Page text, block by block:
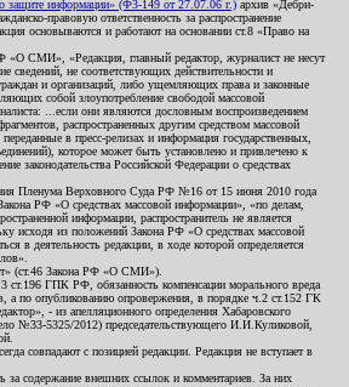
защите информации» (ФЗ-149 от 27.07.06 г.) архив «Дебри-
правовую ответственность за распространение
основываются и работают на основании ст.8 «Право на
«О СМИ», «Редакция, главный редактор, журналист не несут
сведений, не соответствующих действительности и
и организаций, либо ущемляющих права и законные
собой злоупотребление свободой массовой
...если они являются дословным воспроизведением
распространенных другим средством массовой
в пресс-релизах и информация государственных,
которое может быть установлено и привлечено к
законодательства Российской Федерации о средствах
Пленума Верховного Суда РФ №16 от 15 июня 2010 года
РФ «О средствах массовой информации», «по делам,
информации, распространитель не является
исходя из положений Закона РФ «О средствах массовой
в деятельность редакции, в ходе которой определяется
(ст.46 Закона РФ «О СМИ»).
ст.196 ГПК РФ, обязанность компенсации морального вреда
а по опубликованию опровержения, в порядке ч.2 ст.152 ГК
- из апелляционного определения Хабаровского
№33-5325/2012) председательствующего И.И.Куликовой,
совпадают с позицией редакции. Редакция не вступает в
за содержание внешних ссылок и комментариев. За них